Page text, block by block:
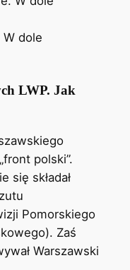
dole
LWP. Jak
polski”.
się składał
Pomorskiego
Zaś
Warszawski